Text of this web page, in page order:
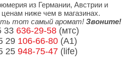
из Германии, Австрии и
ниже чем в магазинах.
тот самый аромат! Звоните!
33 636-29-58(мтс)
29 106-66-80 (A1)
25 948-75-47(life)